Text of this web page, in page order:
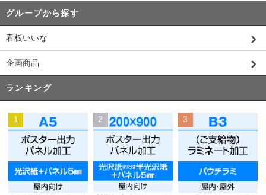
グループから探す
看板いいな
企画商品
ランキング
1 2 3